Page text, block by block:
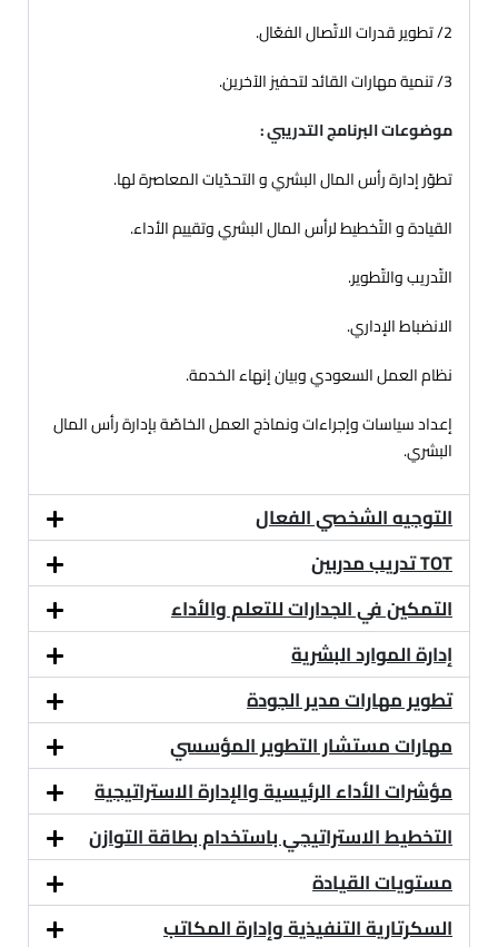
2/ تطوير قدرات الاتّصال الفعّال.
3/ تنمية مهارات القائد لتحفيز الآخرين.
موضوعات البرنامج التدريبي :
تطوّر إدارة رأس المال البشري و التحدّيات المعاصرة لها.
القيادة و التّخطيط لرأس المال البشري وتقييم الأداء.
التّدريب والتّطوير.
الانضباط الإداري.
نظام العمل السعودي وبيان إنهاء الخدمة.
إعداد سياسات وإجراءات ونماذج العمل الخاصّة بإدارة رأس المال
البشري.
التوجيه الشخصي الفعال
TOT تدريب مدربين
التمكين في الجدارات للتعلم والأداء
إدارة الموارد البشرية
تطوير مهارات مدير الجودة
مهارات مستشار التطوير المؤسسي
مؤشرات الأداء الرئيسية والإدارة الاستراتيجية
التخطيط الاستراتيجي باستخدام بطاقة التوازن
مستويات القيادة
السكرتارية التنفيذية وإدارة المكاتب